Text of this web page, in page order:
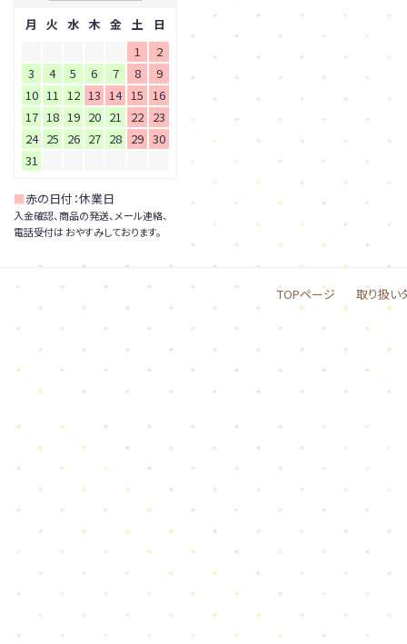
月 火 水 木 金 土
日
1
2
3
4 5 6 7 8
9
10 11 12 13 14 15
16
17 18 19 20 21 22 23
24 25 26 27 28 29 30
31
■赤の日付：休業日
入金確認、商品の発送、メール連絡、
電話受付は おやすみしております。
TOPページ 取り扱い